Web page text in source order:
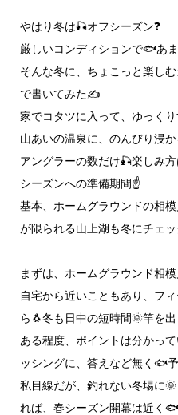
やはり冬は🎣オフシーズン❓️
厳しいコンディションで🐟️あ
そんな冬に、ちょこっと楽し
で書いてみた✍️
家でコタツに入って、ゆっく
山あいの温泉に、のんびり浸
アングラーの数だけ🎣楽しみ
シーズンへの準備期間☝️
基本、ホームグラウンドの相
が限られる山上湖も冬にチェ
まずは、ホームグラウンド相
自宅から近いこともあり、フ
ら🐧冬も日中の短時間🌞竿を
ある程度、ポイントは分かっ
ッシングに、答えなど無く🐟️
私目線だが、釣れない冬場に
れば、春シーズン開幕は近く